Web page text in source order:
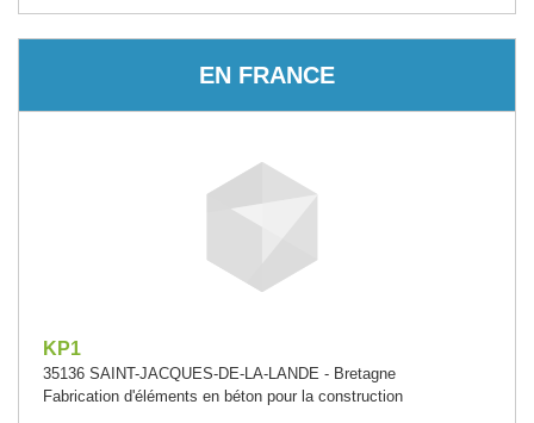
EN FRANCE
KP1
35136 SAINT-JACQUES-DE-LA-LANDE - Bretagne
Fabrication d'éléments en béton pour la construction